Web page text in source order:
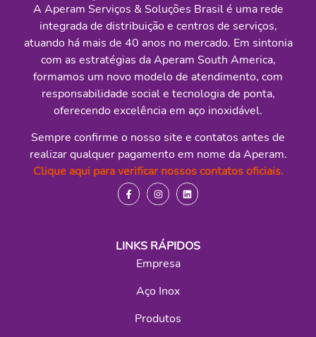
A Aperam Serviços & Soluções Brasil é uma rede
integrada de distribuição e centros de serviços,
atuando há mais de 40 anos no mercado. Em sintonia
com as estratégias da Aperam South America,
formamos um novo modelo de atendimento, com
responsabilidade social e tecnologia de ponta,
oferecendo excelência em aço inoxidável.
Sempre confirme o nosso site e contatos antes de
realizar qualquer pagamento em nome da Aperam.
Clique aqui para verificar nossos contatos oficiais.
LINKS RÁPIDOS
Empresa
Aço Inox
Produtos